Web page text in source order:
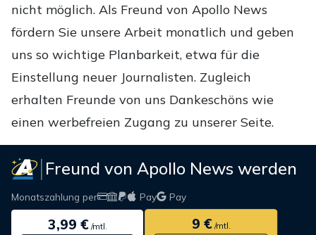
nicht möglich. Als Freund von Apollo News
fördern Sie unsere Arbeit monatlich und geben
uns so wichtige Planbarkeit, etwa für die
Einstellung neuer Journalisten. Zugleich
erhalten Freunde von uns Dankeschöns wie
einen werbefreien Zugang zu unserer Seite.
Freund von Apollo News werden
Monatszahlung per Pay Pay
3,99 €/mtl. 9 €/mtl.